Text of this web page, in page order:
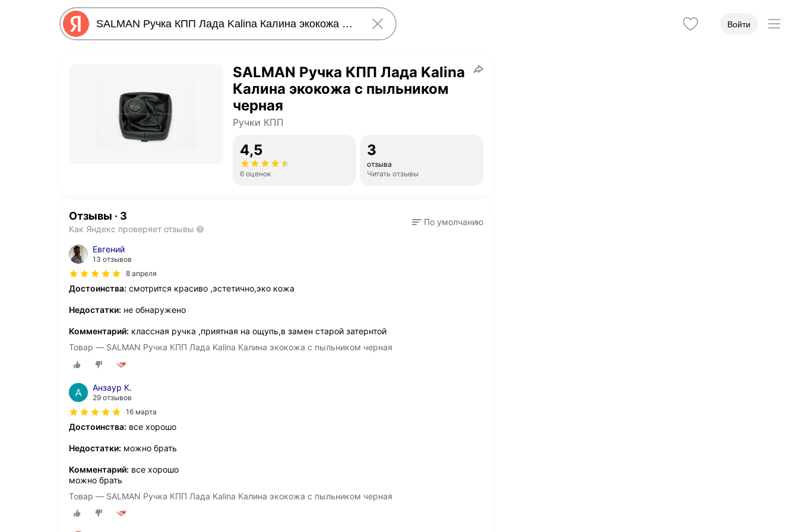
Войти
SALMAN Ручка КПП Лада Kalina
Калина экокожа с пыльником
черная
Ручки КПП
4,5
6 оценок
3
отзыва
Читать отзывы
Отзывы · 3
Как Яндекс проверяет отзывы
По умолчанию
Евгений
13 отзывов
8 апреля
Достоинства: смотрится красиво ,эстетично,эко кожа
Недостатки: не обнаружено
Комментарий: классная ручка ,приятная на ощупь,в замен старой затернтой
Товар — SALMAN Ручка КПП Лада Kalina Калина экокожа с пыльником черная
Анзаур К.
29 отзывов
16 марта
Достоинства: все хорошо
Недостатки: можно брать
Комментарий: все хорошо
можно брать
Товар — SALMAN Ручка КПП Лада Kalina Калина экокожа с пыльником черная